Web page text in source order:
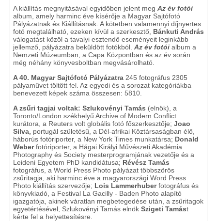
A kiállítás megnyitásával egyidőben jelent meg Az év fotói
album, amely harminc éve kísérője a Magyar Sajtófotó
Pályázatnak és Kiállításnak. A kötetben valamennyi díjnyertes
fotó megtalálható, ezeken kívül a szerkesztő, Bánkuti András
válogatást közöl a tavalyi esztendő eseményeit leginkább
jellemző, pályázatra beküldött fotókból. Az év fotói album a
Nemzeti Múzeumban, a Capa Központban és az év során
még néhány könyvesboltban megvásárolható.
A 40. Magyar Sajtófotó Pályázatra 245 fotográfus 2305
pályaművet töltött fel. Az egyedi és a sorozat kategóriákba
benevezett képek száma összesen: 5810.
A zsűri tagjai voltak: Szlukovényi Tamás (elnök), a
Toronto/London székhelyű Archive of Modern Conflict
kurátora, a Reuters volt globális fotó főszerkesztője; Joao
Silva, portugál születésű, a Dél-afrikai Köztársaságban élő,
háborús fotóriporter, a New York Times munkatársa; Donald
Weberfotóriporter, a Hágai Királyi Művészeti Akadémia
Photography és Society mesterprogramjának vezetője és a
Leideni Egyetem PhD kandidátusa; Révész Tamás
fotográfus, a World Press Photo pályázat többszörös
zsűritagja, aki harminc éve a magyarországi Word Press
Photo kiállítás szervezője; Lois Lammerhuberfotográfus és
könyvkiadó, a Festival La Gacilly - Baden Photo alapító
igazgatója, akinek váratlan megbetegedése után, a zsűritagok
egyetértésével, Szlukovényi Tamás elnök Szigeti Tamást
kérte fel a helyettesítésre.